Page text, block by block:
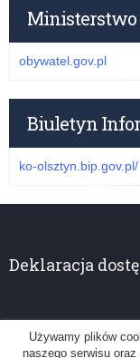
obywatel.gov.pl
Biuletyn
ko-olsztyn.bip.gov.pl/
Deklaracja
Używamy plików
naszego serwisu